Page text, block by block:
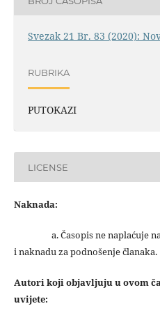
Svezak 21 Br. 83 (2020):
RUBRIKA
PUTOKAZI
LICENSE
Naknada:
a. Časopis ne naplaćuje
i naknadu za podnošenje članaka.
Autori koji objavljuju u ovom
uvijete: